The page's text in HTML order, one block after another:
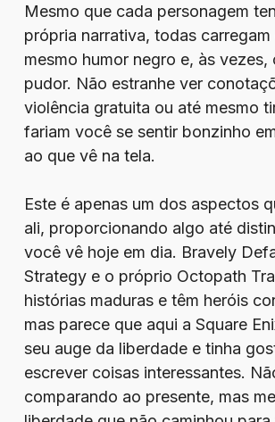
Mesmo que cada personagem
própria narrativa, todas carregam
mesmo humor negro e, às vezes,
pudor. Não estranhe ver
violência gratuita ou até mesmo
fariam você se sentir bonzinho
ao que vê na tela.
Este é apenas um dos aspectos
ali, proporcionando algo até
você vê hoje em dia. Bravely
Strategy e o próprio Octopath
histórias maduras e têm heróis
mas parece que aqui a Square
seu auge da liberdade e tinha
escrever coisas interessantes.
comparando ao presente, mas